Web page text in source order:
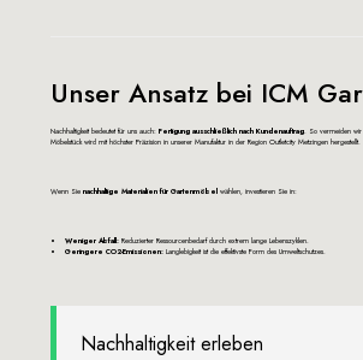
Unser Ansatz bei ICM
Nachhaltigkeit bedeutet für uns auch: Fertigung ausschließlich nach Kundenauftrag. So vermeiden wir
Möbelstück wird mit höchster Präzision in unserer Manufaktur in der Region Outletcity Metzingen hergestellt.
Wenn Sie nachhaltige Materialien für Gartenmöbel wählen, investieren Sie in:
Weniger Abfall: Reduzierter Ressourcenbedarf durch extrem lange Lebenszyklen.
Geringere CO2-Emissionen: Langlebigkeit ist die effektivste Form des Umweltschutzes.
Nachhaltigkeit erleben